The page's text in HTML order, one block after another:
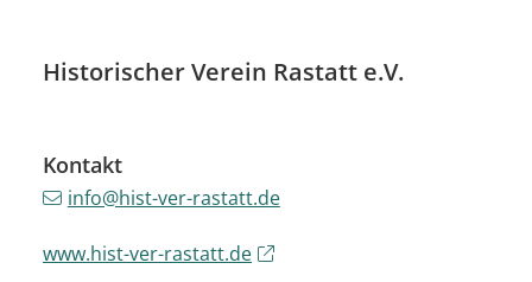
Historischer Verein Rastatt e.V.
Kontakt
info@hist-ver-rastatt.de
www.hist-ver-rastatt.de